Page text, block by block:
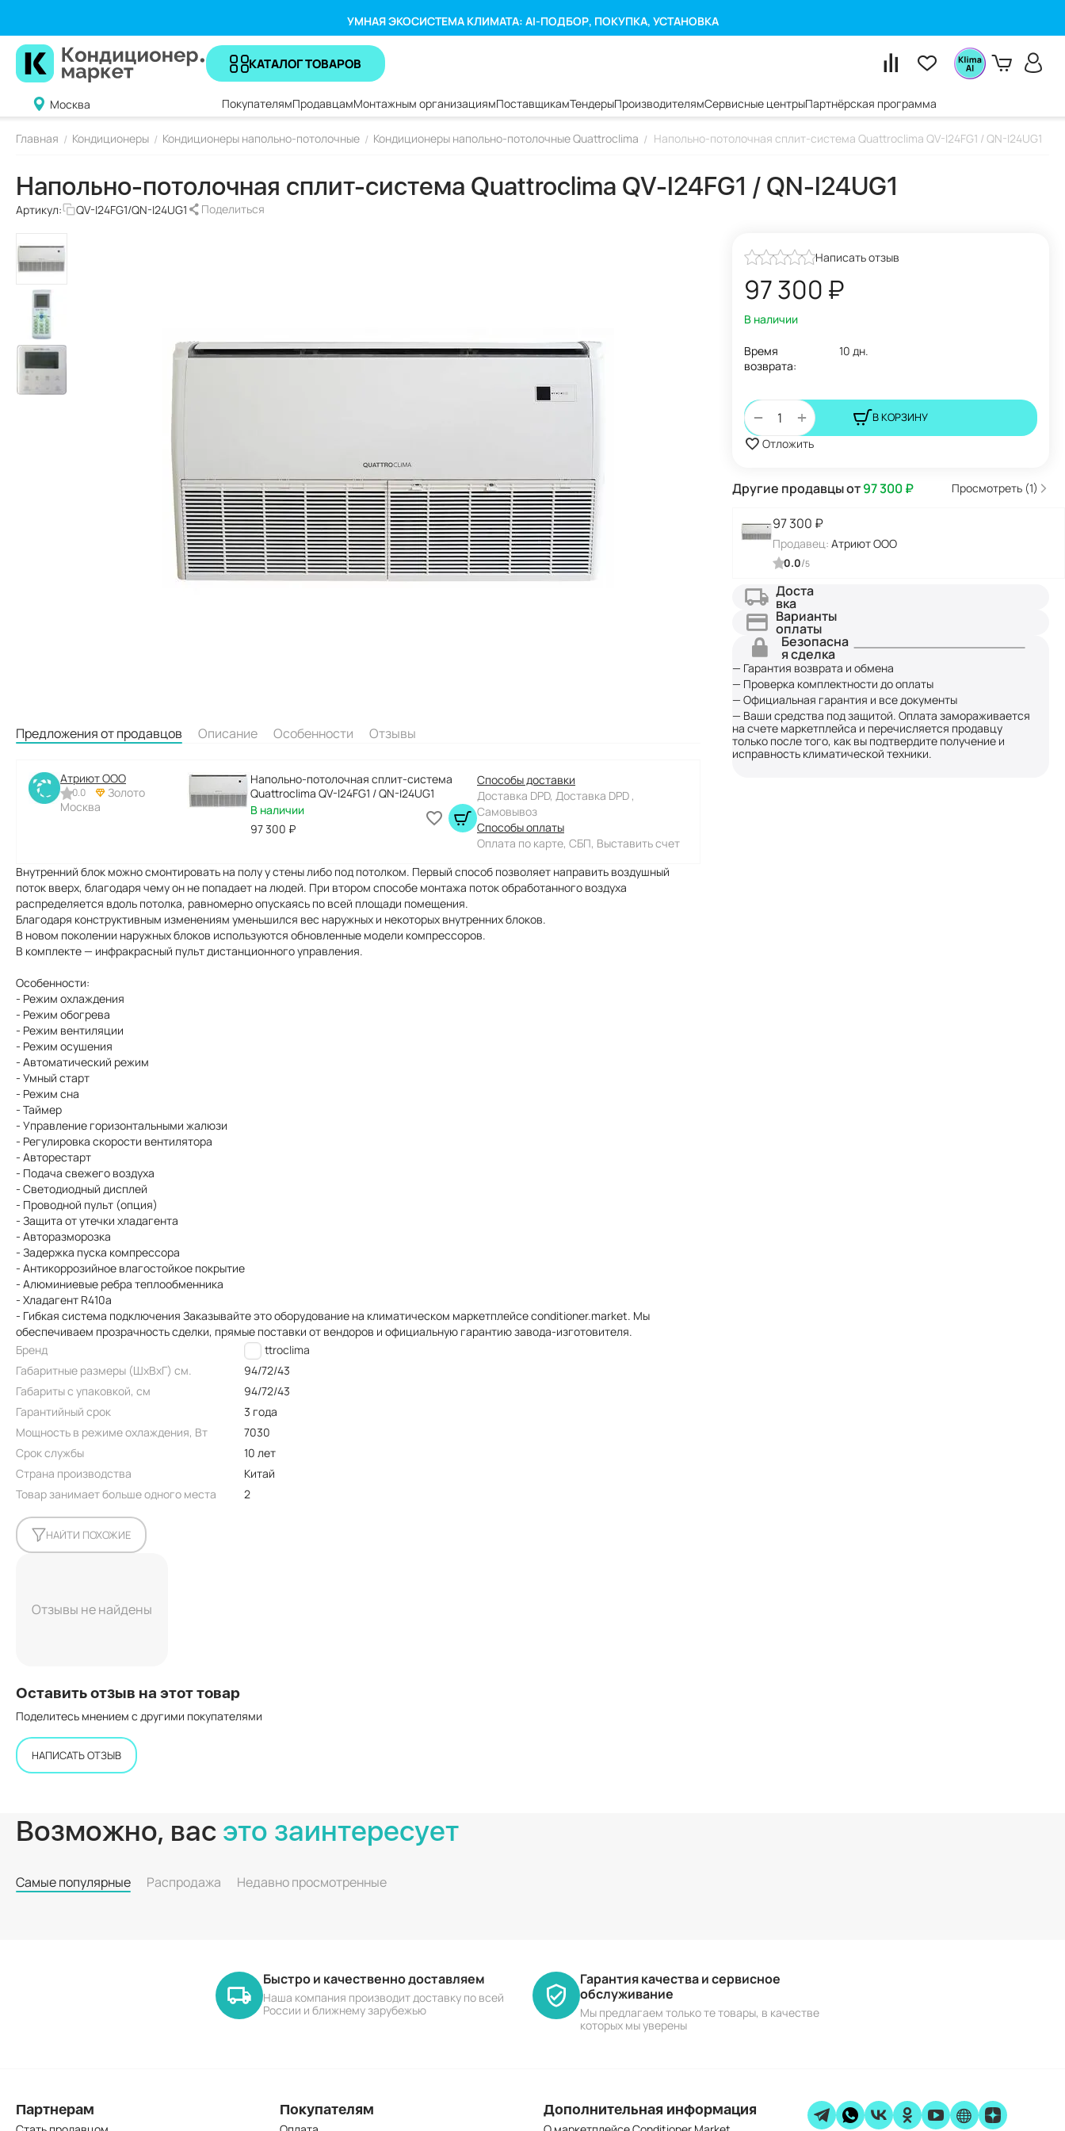
УМНАЯ ЭКОСИСТЕМА КЛИМАТА: AI-ПОДБОР, ПОКУПКА, УСТАНОВКА
КАТАЛОГ ТОВАРОВ
Москва ПокупателямПродавцамМонтажным организациямПоставщикамТендерыПроизводителямСервисные центрыПартнёрская программа
Главная / Кондиционеры / Кондиционеры напольно-потолочные / Кондиционеры напольно-потолочные Quattroclima / Напольно-потолочная сплит-система Quattroclima QV-I24FG1 / QN-I24UG1
Напольно-потолочная сплит-система Quattroclima QV-I24FG1 / QN-I24UG1
Артикул: QV-I24FG1/QN-I24UG1 Поделиться
Написать отзыв
97 300 ₽
В наличии
Время
возврата:
10 дн.
+
− В КОРЗИНУ
Отложить
Другие продавцы от97 300₽ Просмотреть (1)
97 300 ₽
Продавец: Атриют ООО
0.0/5
Доста
вка
Варианты
оплаты
Безопасна
я сделка
— Гарантия возврата и обмена
— Проверка комплектности до оплаты
— Официальная гарантия и все документы
— Ваши средства под защитой. Оплата замораживается
на счете маркетплейса и перечисляется продавцу
только после того, как вы подтвердите получение и
исправность климатической техники.
Предложения от продавцов Описание Особенности Отзывы
Атриют ООО
0.0
Золото
Москва
Напольно-потолочная сплит-система
Quattroclima QV-I24FG1 / QN-I24UG1
В наличии
97 300 ₽
Способы доставки
Доставка DPD, Доставка DPD ,
Самовывоз
Способы оплаты
Оплата по карте, СБП, Выставить счет
Внутренний блок можно смонтировать на полу у стены либо под потолком. Первый способ позволяет направить воздушный
поток вверх, благодаря чему он не попадает на людей. При втором способе монтажа поток обработанного воздуха
распределяется вдоль потолка, равномерно опускаясь по всей площади помещения.
Благодаря конструктивным изменениям уменьшился вес наружных и некоторых внутренних блоков.
В новом поколении наружных блоков используются обновленные модели компрессоров.
В комплекте — инфракрасный пульт дистанционного управления.
Особенности:
- Режим охлаждения
- Режим обогрева
- Режим вентиляции
- Режим осушения
- Автоматический режим
- Умный старт
- Режим сна
- Таймер
- Управление горизонтальными жалюзи
- Регулировка скорости вентилятора
- Авторестарт
- Подача свежего воздуха
- Светодиодный дисплей
- Проводной пульт (опция)
- Защита от утечки хладагента
- Авторазморозка
- Задержка пуска компрессора
- Антикоррозийное влагостойкое покрытие
- Алюминиевые ребра теплообменника
- Хладагент R410a
- Гибкая система подключения Заказывайте это оборудование на климатическом маркетплейсе conditioner.market. Мы
обеспечиваем прозрачность сделки, прямые поставки от вендоров и официальную гарантию завода-изготовителя.
Бренд
Quattroclima
Габаритные размеры (ШxВxГ) см.
94/72/43
Габариты с упаковкой, см
94/72/43
Гарантийный срок
3 года
Мощность в режиме охлаждения, Вт
7030
Срок службы
10 лет
Страна производства
Китай
Товар занимает больше одного места
2
НАЙТИ ПОХОЖИЕ
Отзывы не найдены
Оставить отзыв на этот товар
Поделитесь мнением с другими покупателями
НАПИСАТЬ ОТЗЫВ
Возможно, вас это заинтересует
Самые популярные Распродажа Недавно просмотренные
Быстро и качественно доставляем
Наша компания производит доставку по всей
России и ближнему зарубежью
Гарантия качества и сервисное
обслуживание
Мы предлагаем только те товары, в качестве
которых мы уверены
Партнерам Покупателям Дополнительная информация